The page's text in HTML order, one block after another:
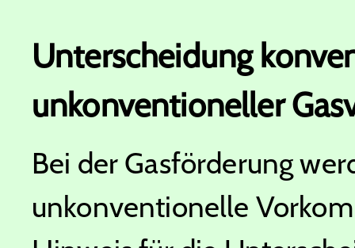
Unterscheidung
unkonventioneller
Bei der Gasförderung
unkonventionelle